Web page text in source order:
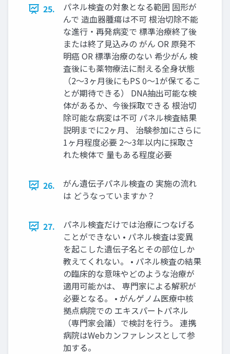
25.
パネル検査の対象となる範囲 固形が
んで 造⾎器腫瘍は不可 根治切除不能
な進⾏・再発病変で 標準治療終了後
または終了⾒込みの がん OR 原発不
明癌 OR 標準治療のない 希少がん 検
査後にも薬物療法に耐える全⾝状態
（2〜3ヶ⽉後にもPS 0〜1が保てるこ
とが期待できる） DNA抽出可能な検
体があるか、今後採取できる 根治切
除可能な病変は不可 パネル検査結果
説明までに2ヶ⽉、 治験参加にさらに
1ヶ⽉程度必要 2〜3年以内に採取さ
れた検体で 量もある程度必要
26.
がん遺伝⼦パネル検査の 実施の流れ
は どうなっていますか？
27.
パネル検査だけでは治療につなげる
ことができない • パネル検査は変異
を起こした遺伝⼦名とその部位しか
教えてくれない。 • パネル検査の結果
の臨床的な意味やどのような治療が
適⽤可能かは、 専⾨家による解釈が
必要となる。 • がんゲノム医療中核
拠点病院での エキスパートパネル
（専⾨家会議）で検討を⾏う。 連携
病院はWebカンファレンスとして参
加する。